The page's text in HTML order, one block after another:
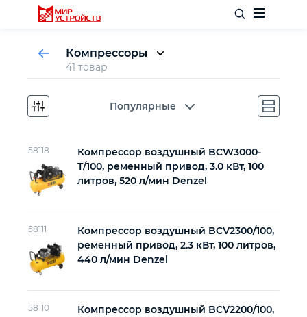
Отделочный инструмент
Столярный инструмент
Измерительный инструмент
Компрессоры
41 товар
Прямой привод (коаксиальные)
Ременной привод
Популярные
58118
Компрессор воздушный BCW3000-
T/100, ременный привод, 3.0 кВт, 100
литров, 520 л/мин Denzel
58111
Компрессор воздушный BCV2300/100,
ременный привод, 2.3 кВт, 100 литров,
440 л/мин Denzel
58110
Компрессор воздушный BCV2200/100,